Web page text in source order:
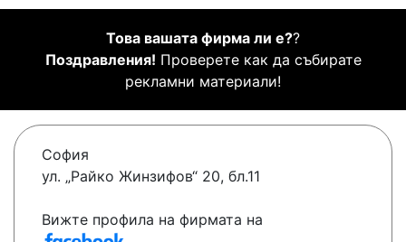
Това вашата фирма ли е??
Поздравления! Проверете как да събирате
рекламни материали!
София
ул. „Райко Жинзифов“ 20, бл.11
Вижте профила на фирмата на